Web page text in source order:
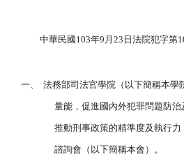
中華民國 103年9 月 23 日法院犯字第
一、 法務部司法官學院（以下簡稱本學
量能，促進國內外犯罪問題防
推動刑事政策的精準度及執行
諮詢會（以下簡稱本會 ） 。